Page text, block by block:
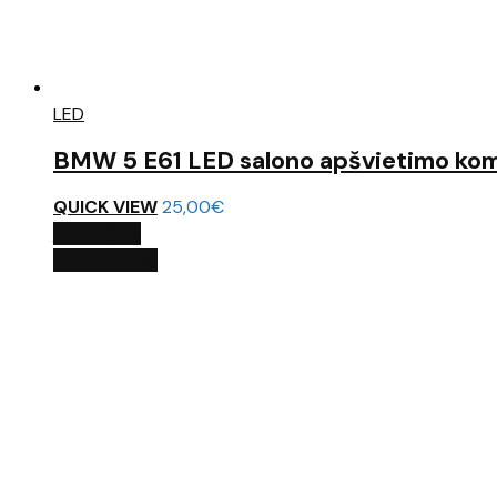
LED
BMW 5 E61 LED salono apšvietimo
QUICK VIEW25,00€